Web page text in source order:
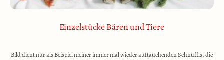
Einzelstücke Bären und Tiere
Bild dient nur als Beispiel meiner immer mal wieder auftauchenden Schnuffis, die